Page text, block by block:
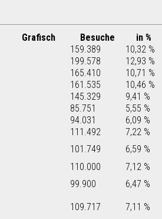
Grafisch Besuche in %
159.389
10,32 %
199.578
12,93 %
165.410
10,71 %
161.535
10,46 %
145.329
9,41 %
85.751
5,55 %
94.031
6,09 %
111.492
7,22 %
101.749
6,59 %
110.000
7,12 %
99.900
6,47 %
109.717 7,11 %